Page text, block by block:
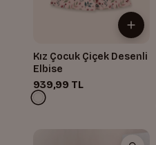
Kız Çocuk Çiçek Desenli
Elbise
939,99 TL